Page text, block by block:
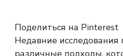
Поделиться на Pinterest
Недавние исследования